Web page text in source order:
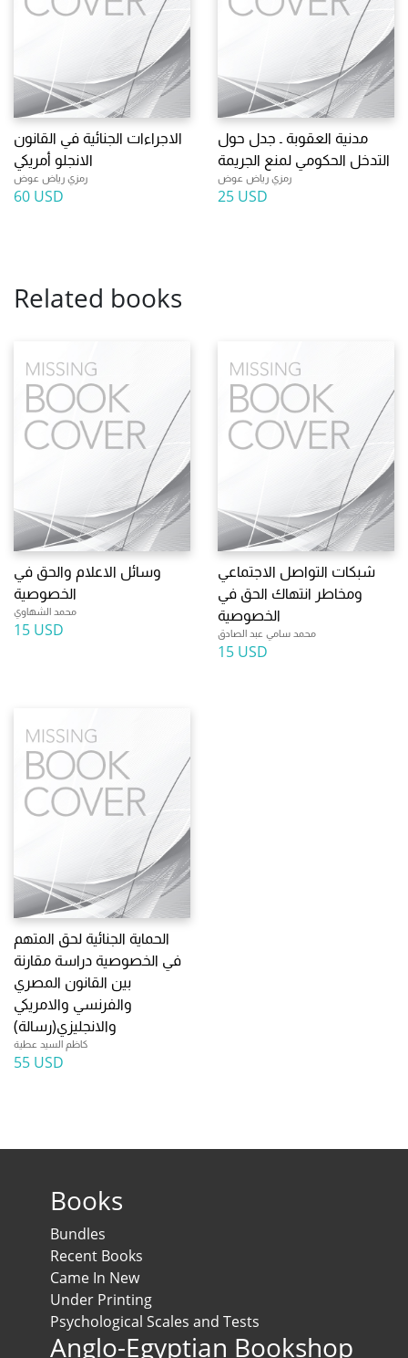
الاجراءات الجنائية في القانون
الانجلو أمريكي
رمزي رياض عوض
60 USD
مدنية العقوبة ـ جدل حول
التدخل الحكومي لمنع الجريمة
رمزي رياض عوض
25 USD
Related books
وسائل الاعلام والحق في
الخصوصية
محمد الشهاوي
15 USD
شبكات التواصل الاجتماعي
ومخاطر انتهاك الحق في
الخصوصية
محمد سامي عبد الصادق
15 USD
الحماية الجنائية لحق المتهم
في الخصوصية دراسة مقارنة
بين القانون المصري
والفرنسي والامريكي
والانجليزي(رسالة)
كاظم السيد عطية
55 USD
Books
Bundles
Recent Books
Came In New
Under Printing
Psychological Scales and Tests
Anglo-Egyptian Bookshop